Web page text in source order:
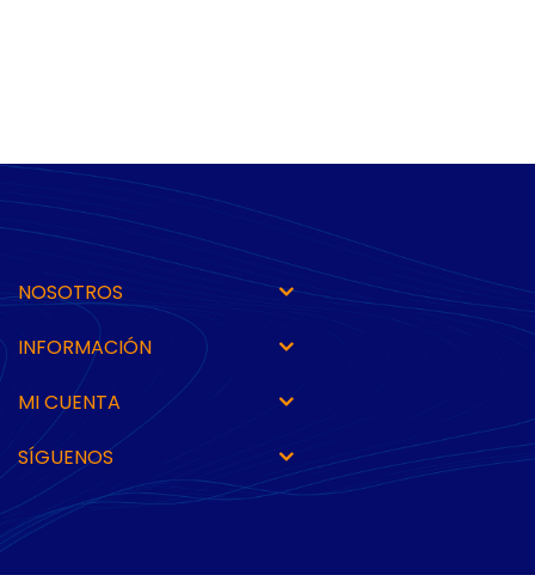
NOSOTROS
INFORMACIÓN
MI CUENTA
SÍGUENOS